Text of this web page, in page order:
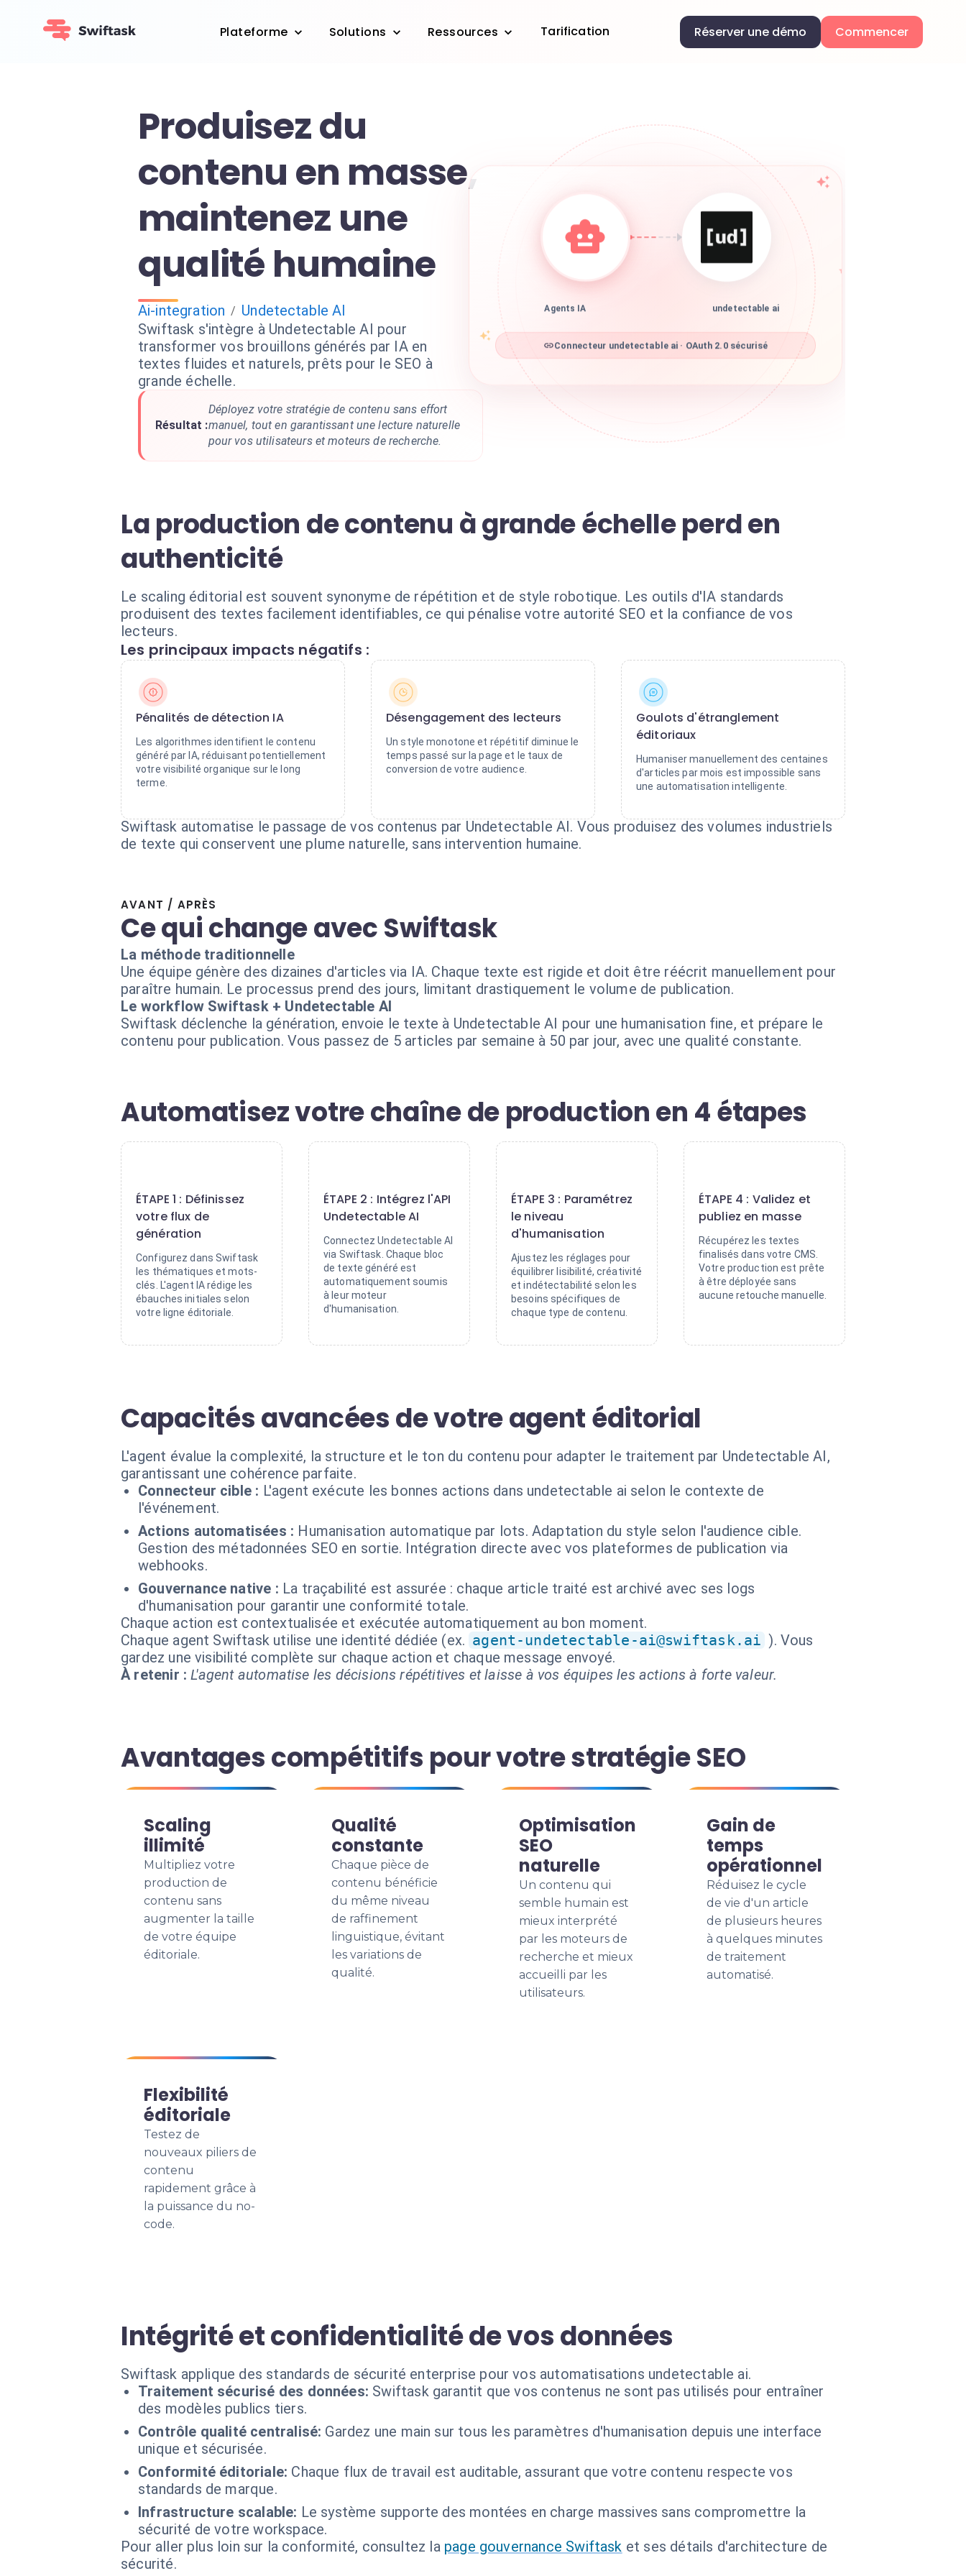
Plateforme Solutions Ressources Tarification Réserver une démo Commencer
Produisez du
contenu en masse,
maintenez une
qualité humaine
Ai-integration / Undetectable AI
Swiftask s'intègre à Undetectable AI pour
transformer vos brouillons générés par IA en
textes fluides et naturels, prêts pour le SEO à
grande échelle.
Résultat :
Déployez votre stratégie de contenu sans effort
manuel, tout en garantissant une lecture naturelle
pour vos utilisateurs et moteurs de recherche.
Agents IA undetectable ai
Connecteur undetectable ai · OAuth 2.0 sécurisé
La production de contenu à grande échelle perd en
authenticité
Le scaling éditorial est souvent synonyme de répétition et de style robotique. Les outils d'IA standards
produisent des textes facilement identifiables, ce qui pénalise votre autorité SEO et la confiance de vos
lecteurs.
Les principaux impacts négatifs :
Pénalités de détection IA
Les algorithmes identifient le contenu
généré par IA, réduisant potentiellement
votre visibilité organique sur le long
terme.
Désengagement des lecteurs
Un style monotone et répétitif diminue le
temps passé sur la page et le taux de
conversion de votre audience.
Goulots d'étranglement
éditoriaux
Humaniser manuellement des centaines
d'articles par mois est impossible sans
une automatisation intelligente.
Swiftask automatise le passage de vos contenus par Undetectable AI. Vous produisez des volumes industriels
de texte qui conservent une plume naturelle, sans intervention humaine.
AVANT / APRÈS
Ce qui change avec Swiftask
La méthode traditionnelle
Une équipe génère des dizaines d'articles via IA. Chaque texte est rigide et doit être réécrit manuellement pour
paraître humain. Le processus prend des jours, limitant drastiquement le volume de publication.
Le workflow Swiftask + Undetectable AI
Swiftask déclenche la génération, envoie le texte à Undetectable AI pour une humanisation fine, et prépare le
contenu pour publication. Vous passez de 5 articles par semaine à 50 par jour, avec une qualité constante.
Automatisez votre chaîne de production en 4 étapes
ÉTAPE 1 : Définissez
votre flux de
génération
Configurez dans Swiftask
les thématiques et mots-
clés. L'agent IA rédige les
ébauches initiales selon
votre ligne éditoriale.
ÉTAPE 2 : Intégrez l'API
Undetectable AI
Connectez Undetectable AI
via Swiftask. Chaque bloc
de texte généré est
automatiquement soumis
à leur moteur
d'humanisation.
ÉTAPE 3 : Paramétrez
le niveau
d'humanisation
Ajustez les réglages pour
équilibrer lisibilité, créativité
et indétectabilité selon les
besoins spécifiques de
chaque type de contenu.
ÉTAPE 4 : Validez et
publiez en masse
Récupérez les textes
finalisés dans votre CMS.
Votre production est prête
à être déployée sans
aucune retouche manuelle.
Capacités avancées de votre agent éditorial
L'agent évalue la complexité, la structure et le ton du contenu pour adapter le traitement par Undetectable AI,
garantissant une cohérence parfaite.
Connecteur cible : L'agent exécute les bonnes actions dans undetectable ai selon le contexte de
l'événement.
Actions automatisées : Humanisation automatique par lots. Adaptation du style selon l'audience cible.
Gestion des métadonnées SEO en sortie. Intégration directe avec vos plateformes de publication via
webhooks.
Gouvernance native : La traçabilité est assurée : chaque article traité est archivé avec ses logs
d'humanisation pour garantir une conformité totale.
Chaque action est contextualisée et exécutée automatiquement au bon moment.
Chaque agent Swiftask utilise une identité dédiée (ex. agent-undetectable-ai@swiftask.ai ). Vous
gardez une visibilité complète sur chaque action et chaque message envoyé.
À retenir : L'agent automatise les décisions répétitives et laisse à vos équipes les actions à forte valeur.
Avantages compétitifs pour votre stratégie SEO
Scaling
illimité
Multipliez votre
production de
contenu sans
augmenter la taille
de votre équipe
éditoriale.
Qualité
constante
Chaque pièce de
contenu bénéficie
du même niveau
de raffinement
linguistique, évitant
les variations de
qualité.
Optimisation
SEO
naturelle
Un contenu qui
semble humain est
mieux interprété
par les moteurs de
recherche et mieux
accueilli par les
utilisateurs.
Gain de
temps
opérationnel
Réduisez le cycle
de vie d'un article
de plusieurs heures
à quelques minutes
de traitement
automatisé.
Flexibilité
éditoriale
Testez de
nouveaux piliers de
contenu
rapidement grâce à
la puissance du no-
code.
Intégrité et confidentialité de vos données
Swiftask applique des standards de sécurité enterprise pour vos automatisations undetectable ai.
Traitement sécurisé des données: Swiftask garantit que vos contenus ne sont pas utilisés pour entraîner
des modèles publics tiers.
Contrôle qualité centralisé: Gardez une main sur tous les paramètres d'humanisation depuis une interface
unique et sécurisée.
Conformité éditoriale: Chaque flux de travail est auditable, assurant que votre contenu respecte vos
standards de marque.
Infrastructure scalable: Le système supporte des montées en charge massives sans compromettre la
sécurité de votre workspace.
Pour aller plus loin sur la conformité, consultez la page gouvernance Swiftask et ses détails d'architecture de
sécurité.